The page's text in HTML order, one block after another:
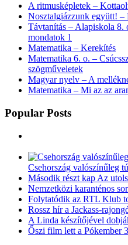
A ritmusképletek –
Nosztalgiázzunk együtt! –
Távtanítás – Alapiskola 8.
mondatok 1
Matematika – Kerekítés
Matematika 6. o. –
szögműveletek
Magyar nyelv – A
Matematika – Mi az az
Popular Posts
Csehország valószínűleg
Második részt kap Az
Nemzetközi karanténos
Folytatódik az RTL Klub
Rossz hír a Jackass-
A Linda készítőjével
Őszi film lett a Pókember 3